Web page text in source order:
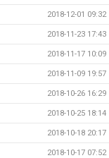
2018-12-01 09:32
2018-11-23 17:43
2018-11-17 10:09
2018-11-09 19:57
2018-10-26 16:29
2018-10-25 18:14
2018-10-18 20:17
2018-10-17 07:52